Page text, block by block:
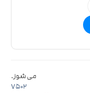
می شوز.
7502